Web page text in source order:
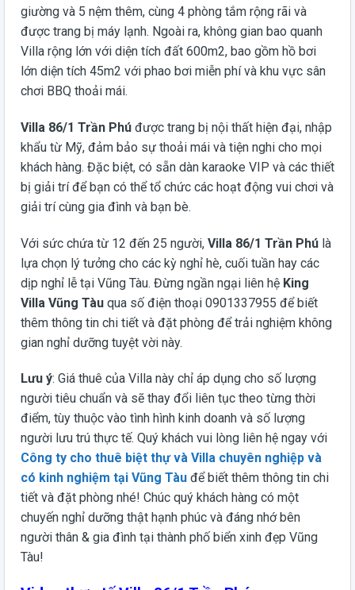
giường và 5 nệm thêm, cùng 4 phòng tắm rộng rãi và
được trang bị máy lạnh. Ngoài ra, không gian bao quanh
Villa rộng lớn với diện tích đất 600m2, bao gồm hồ bơi
lớn diện tích 45m2 với phao bơi miễn phí và khu vực sân
chơi BBQ thoải mái.
Villa 86/1 Trần Phú được trang bị nội thất hiện đại, nhập
khẩu từ Mỹ, đảm bảo sự thoải mái và tiện nghi cho mọi
khách hàng. Đặc biệt, có sẵn dàn karaoke VIP và các thiết
bị giải trí để bạn có thể tổ chức các hoạt động vui chơi và
giải trí cùng gia đình và bạn bè.
Với sức chứa từ 12 đến 25 người, Villa 86/1 Trần Phú là
lựa chọn lý tưởng cho các kỳ nghỉ hè, cuối tuần hay các
dịp nghỉ lễ tại Vũng Tàu. Đừng ngần ngại liên hệ King
Villa Vũng Tàu qua số điện thoại 0901337955 để biết
thêm thông tin chi tiết và đặt phòng để trải nghiệm không
gian nghỉ dưỡng tuyệt vời này.
Lưu ý: Giá thuê của Villa này chỉ áp dụng cho số lượng
người tiêu chuẩn và sẽ thay đổi liên tục theo từng thời
điểm, tùy thuộc vào tình hình kinh doanh và số lượng
người lưu trú thực tế. Quý khách vui lòng liên hệ ngay với
Công ty cho thuê biệt thự và Villa chuyên nghiệp và
có kinh nghiệm tại Vũng Tàu để biết thêm thông tin chi
tiết và đặt phòng nhé! Chúc quý khách hàng có một
chuyến nghỉ dưỡng thật hạnh phúc và đáng nhớ bên
người thân & gia đình tại thành phố biển xinh đẹp Vũng
Tàu!